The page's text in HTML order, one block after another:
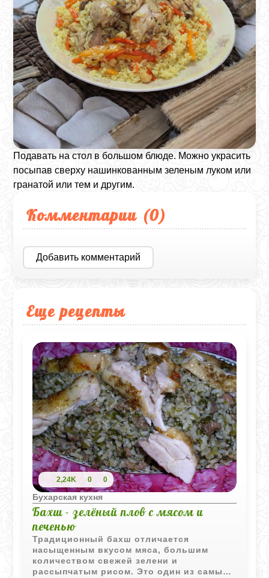
Подавать на стол в большом блюде. Можно украсить
посыпав сверху нашинкованным зеленым луком или
гранатой или тем и другим.
Комментарии (0)
Добавить комментарий
Еще рецепты
2,24K 0 0
Бухарская кухня
Бахш - зелёный плов с мясом и
печенью
Традиционный бахш отличается
насыщенным вкусом мяса, большим
количеством свежей зелени и
рассыпчатым рисом. Это один из самых